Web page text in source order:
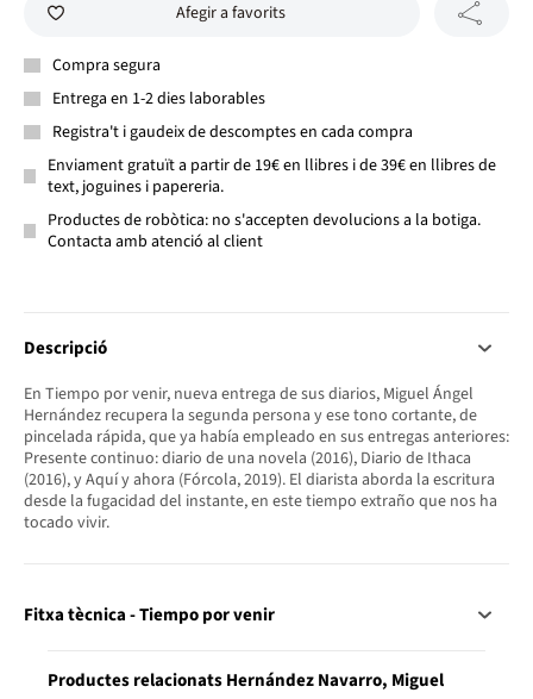
Afegir a favorits
Compra segura
Entrega en 1-2 dies laborables
Registra't i gaudeix de descomptes en cada compra
Enviament gratuït a partir de 19€ en llibres i de 39€ en llibres de
text, joguines i papereria.
Productes de robòtica: no s'accepten devolucions a la botiga.
Contacta amb atenció al client
Descripció
En Tiempo por venir, nueva entrega de sus diarios, Miguel Ángel
Hernández recupera la segunda persona y ese tono cortante, de
pincelada rápida, que ya había empleado en sus entregas anteriores:
Presente continuo: diario de una novela (2016), Diario de Ithaca
(2016), y Aquí y ahora (Fórcola, 2019). El diarista aborda la escritura
desde la fugacidad del instante, en este tiempo extraño que nos ha
tocado vivir.
Fitxa tècnica - Tiempo por venir
Productes relacionats Hernández Navarro, Miguel